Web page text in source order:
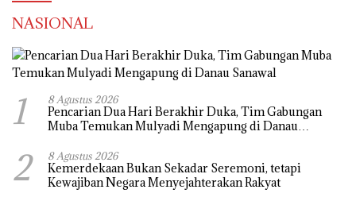
NASIONAL
1 8 Agustus 2026
Pencarian Dua Hari Berakhir Duka, Tim Gabungan
Muba Temukan Mulyadi Mengapung di Danau
2 8 Agustus 2026
Kemerdekaan Bukan Sekadar Seremoni, tetapi
Kewajiban Negara Menyejahterakan Rakyat